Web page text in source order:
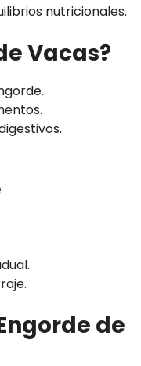
nutricionales.
Vacas?
de